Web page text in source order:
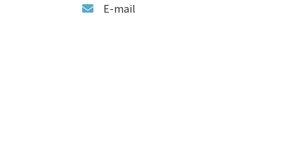
E-mail